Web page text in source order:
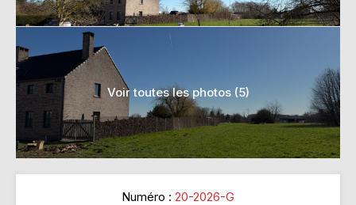
Voir toutes les photos (5)
Numéro : 20-2026-G